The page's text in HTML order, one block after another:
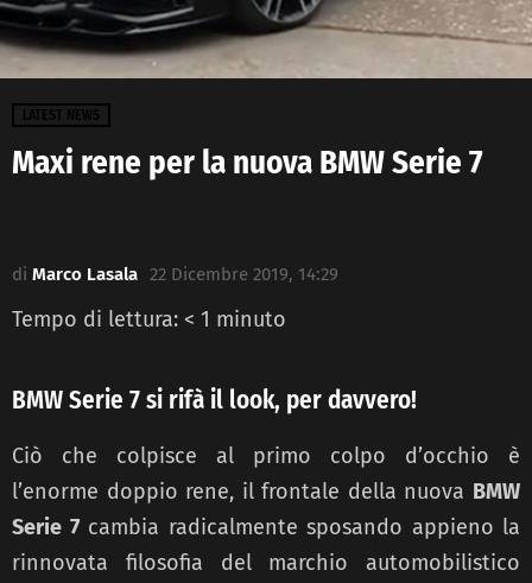
LATEST NEWS
Maxi rene per la nuova BMW Serie 7
di Marco Lasala 22 Dicembre 2019, 14:29
Tempo di lettura: < 1 minuto
BMW Serie 7 si rifà il look, per davvero!
Ciò che colpisce al primo colpo d’occhio è
l’enorme doppio rene, il frontale della nuova BMW
Serie 7cambia radicalmente sposando appieno la
rinnovata filosofia del marchio automobilistico